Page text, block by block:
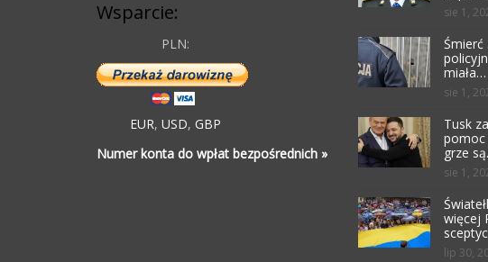
Wsparcie:
PLN:
EUR, USD, GBP
Numer konta do wpłat bezpośrednich »
sie 1,
Śmierć
miała…
sie 1,
Tusk
pomoc
grze
sie 1,
więcej
lip 30,